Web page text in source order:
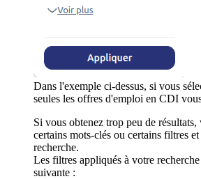
Dans l'exemple ci-dessus, si vous
seules les offres d'emploi en CDI
Si vous obtenez trop peu de
certains mots-clés ou certains filtres
recherche.
Les filtres appliqués à votre
suivante :